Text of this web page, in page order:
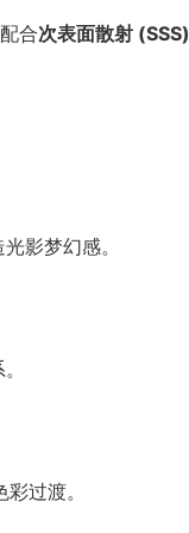
合次表面散射 (SSS)
影梦幻感。
过渡。